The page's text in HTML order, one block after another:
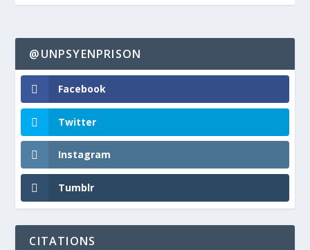
@UNPSYENPRISON
Facebook
Twitter
Instagram
Tumblr
CITATIONS